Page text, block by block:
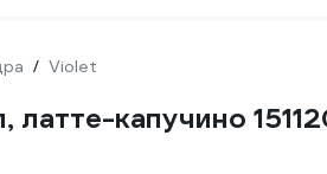
/ Violet
капучино